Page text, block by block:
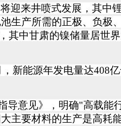
迎来井喷式发展，其中
生产所需的正极、负极
其中甘肃的镍储量居世
，新能源年发电量达408
导意见》，明确"高载
主要材料的生产是高耗